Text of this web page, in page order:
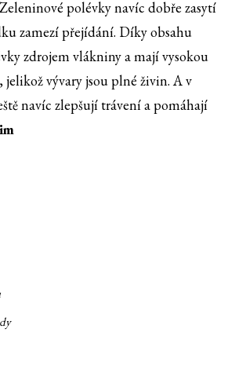
polévky navíc dobře zasytí
zamezí přejídání. Díky obsahu
zdrojem vlákniny a mají vysokou
vývary jsou plné živin. A v
navíc zlepšují trávení a pomáhají